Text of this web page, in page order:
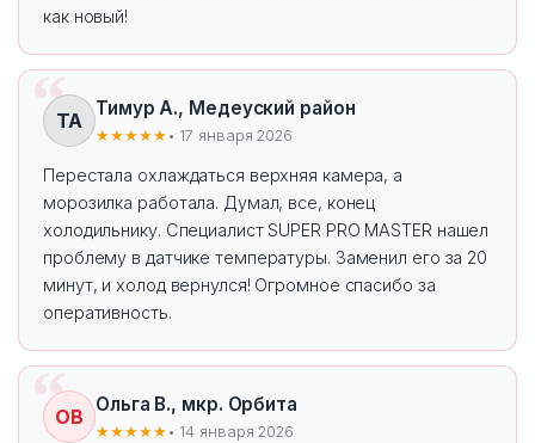
как новый!
ТА
Тимур А., Медеуский район
★★★★★ • 17 января 2026
Перестала охлаждаться верхняя камера, а
морозилка работала. Думал, все, конец
холодильнику. Специалист SUPER PRO MASTER нашел
проблему в датчике температуры. Заменил его за 20
минут, и холод вернулся! Огромное спасибо за
оперативность.
ОВ
Ольга В., мкр. Орбита
★★★★★ • 14 января 2026